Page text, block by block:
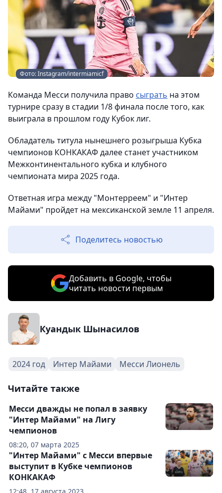
Фото: Instagram/intermiamicf
Команда Месси получила право сыграть на этом
турнире сразу в стадии 1/8 финала после того, как
выиграла в прошлом году Кубок лиг.
Обладатель титула нынешнего розыгрыша Кубка
чемпионов КОНКАКАФ далее станет участником
Межконтинентального кубка и клубного
чемпионата мира 2025 года.
Ответная игра между "Монтерреем" и "Интер
Майами" пройдет на мексиканской земле 11 апреля.
Поделитесь новостью
Добавить в Google, чтобы
читать новости первым
Куандык Шынасилов
2024 год Интер Майами Месси Лионель
Читайте также
08:20, 07 марта 2025
Месси дважды не попал в заявку
"Интер Майами" на Лигу
чемпионов
"Интер Майами" с Месси впервые
выступит в Кубке чемпионов
КОНКАКАФ